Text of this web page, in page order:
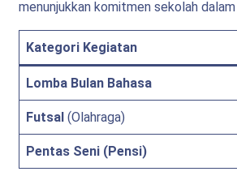
menunjukkan komitmen sekolah
Kategori Kegiatan
Lomba Bulan Bahasa
Futsal (Olahraga)
Pentas Seni (Pensi)